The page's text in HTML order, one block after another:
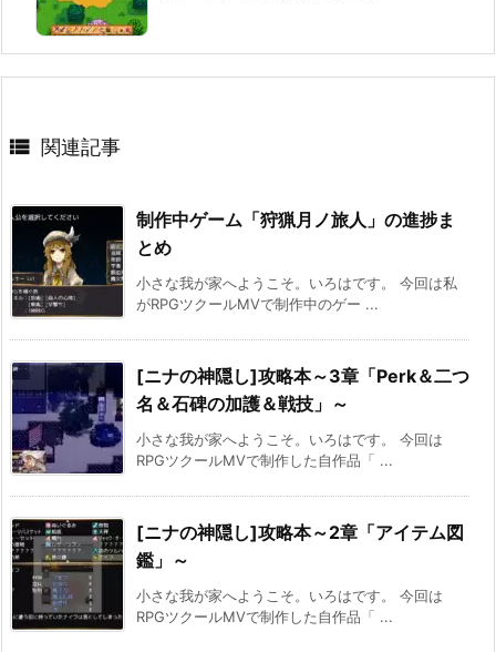
 関連記事
制作中ゲーム「狩猟月ノ旅人」の進捗ま
とめ
小さな我が家へようこそ。いろはです。 今回は私
がRPGツクールMVで制作中のゲー ...
[ニナの神隠し]攻略本～3章「Perk＆二つ
名＆石碑の加護＆戦技」～
小さな我が家へようこそ。いろはです。 今回は
RPGツクールMVで制作した自作品「 ...
[ニナの神隠し]攻略本～2章「アイテム図
鑑」～
小さな我が家へようこそ。いろはです。 今回は
RPGツクールMVで制作した自作品「 ...